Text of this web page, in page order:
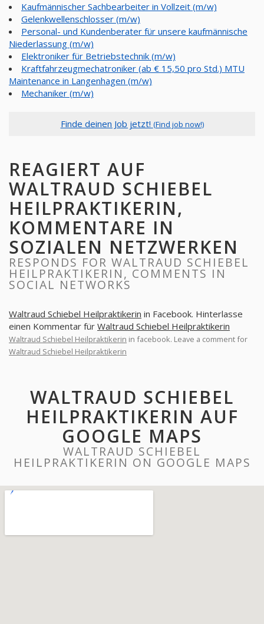
Kaufmännischer Sachbearbeiter in Vollzeit (m/w)
Gelenkwellenschlosser (m/w)
Personal- und Kundenberater für unsere kaufmännische
Niederlassung (m/w)
Elektroniker für Betriebstechnik (m/w)
Kraftfahrzeugmechatroniker (ab € 15,50 pro Std.) MTU
Maintenance in Langenhagen (m/w)
Mechaniker (m/w)
Finde deinen Job jetzt! (Find job now!)
REAGIERT AUF
WALTRAUD SCHIEBEL
HEILPRAKTIKERIN,
KOMMENTARE IN
SOZIALEN NETZWERKEN
RESPONDS FOR WALTRAUD SCHIEBEL
HEILPRAKTIKERIN, COMMENTS IN
SOCIAL NETWORKS
Waltraud Schiebel Heilpraktikerin in Facebook. Hinterlasse
einen Kommentar für Waltraud Schiebel Heilpraktikerin
Waltraud Schiebel Heilpraktikerin in facebook. Leave a comment for
Waltraud Schiebel Heilpraktikerin
WALTRAUD SCHIEBEL
HEILPRAKTIKERIN AUF
GOOGLE MAPS
WALTRAUD SCHIEBEL
HEILPRAKTIKERIN ON GOOGLE MAPS